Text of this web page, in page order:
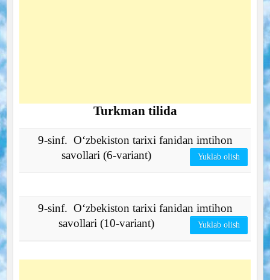
Turkman tilida
9-sinf. O‘zbekiston tarixi fanidan imtihon
savollari (6-variant)
Yuklab olish
9-sinf. O‘zbekiston tarixi fanidan imtihon
savollari (10-variant)
Yuklab olish